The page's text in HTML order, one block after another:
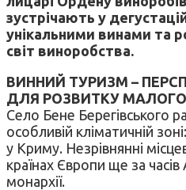
зустрічають у
унікальними винами та
світ виноробства.
ВИННИЙ ТУРИЗМ –
ДЛЯ РОЗВИТКУ
Село Бене Берегівського
особливій кліматичній
у Криму. Незрівнянні
країнах Європи ще за
монархії.